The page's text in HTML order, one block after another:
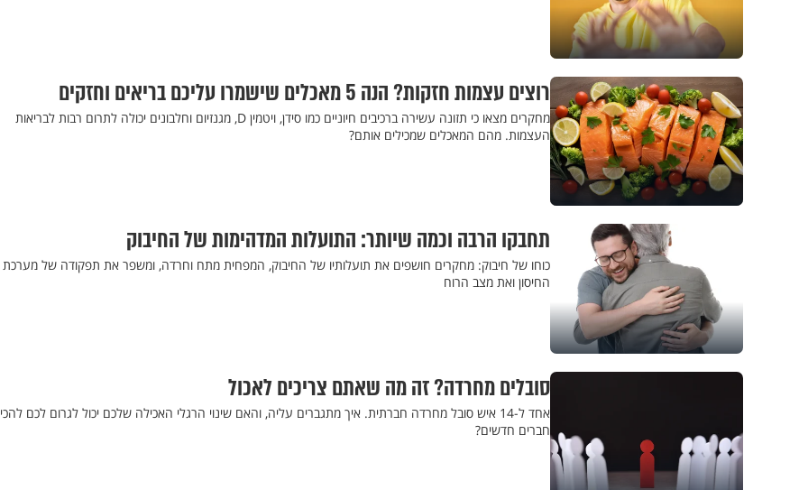
רוצים עצמות חזקות? הנה 5 מאכלים שישמרו עליכם בריאים וחזקים
מחקרים מצאו כי תזונה עשירה ברכיבים חיוניים כמו סידן, ויטמין D, מגנזיום וחלבונים יכולה לתרום רבות לבריאות
העצמות. מהם המאכלים שמכילים אותם?
תחבקו הרבה וכמה שיותר: התועלות המדהימות של החיבוק
כוחו של חיבוק: מחקרים חושפים את תועלותיו של החיבוק, המפחית מתח וחרדה, ומשפר את תפקודה של מערכת
החיסון ואת מצב הרוח
סובלים מחרדה? זה מה שאתם צריכים לאכול
אחד ל-14 איש סובל מחרדה חברתית. איך מתגברים עליה, והאם שינוי הרגלי האכילה שלכם יכול לגרום לכם
חברים חדשים?